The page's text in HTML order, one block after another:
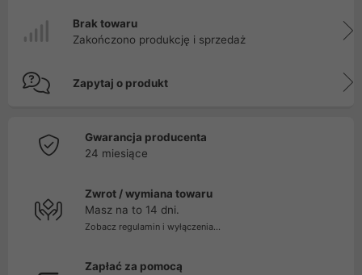
Brak towaru
Zakończono produkcję i sprzedaż
Zapytaj o produkt
Gwarancja producenta
24 miesiące
Zwrot / wymiana towaru
Masz na to 14 dni.
Zobacz regulamin i wyłączenia...
Zapłać za pomocą